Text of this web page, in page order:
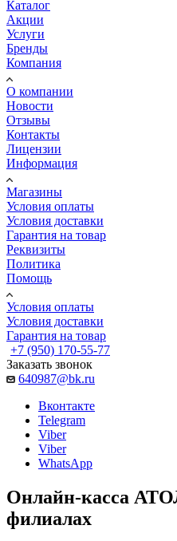
Каталог
Акции
Услуги
Бренды
Компания
О компании
Новости
Отзывы
Контакты
Лицензии
Информация
Магазины
Условия оплаты
Условия доставки
Гарантия на товар
Реквизиты
Политика
Помощь
Условия оплаты
Условия доставки
Гарантия на товар
+7 (950) 170-55-77
Заказать звонок
640987@bk.ru
Вконтакте
Telegram
Viber
Viber
WhatsApp
Онлайн-касса
филиалах